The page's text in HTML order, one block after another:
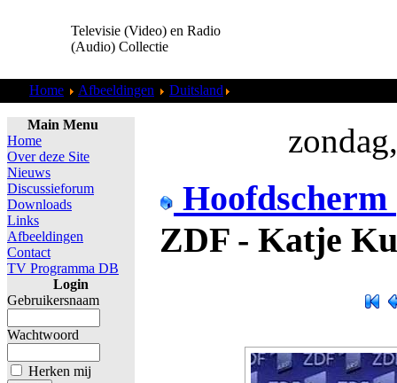
Televisie (Video) en Radio
(Audio) Collectie
Home Afbeeldingen Duitsland
Main Menu
Home
Over deze Site
Nieuws
Discussieforum
Downloads
Links
Afbeeldingen
Contact
TV Programma DB
Login
Gebruikersnaam
Wachtwoord
Herken mij
Hoofdscherm
ZDF - Katje